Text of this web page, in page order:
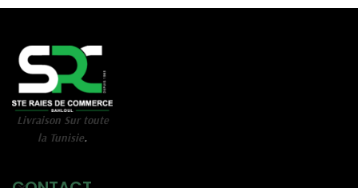
Livraison Sur toute
la Tunisie.